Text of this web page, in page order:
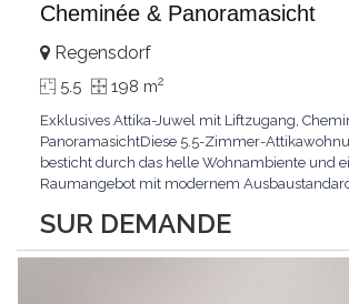
Cheminée & Panoramasicht
SUR DEMANDE
Regensdorf
5.5 198 m2
Exklusives Attika-Juwel mit Liftzugang,
PanoramasichtDiese 5.5-Zimmer-
besticht durch das helle Wohnambiente und
Raumangebot mit modernem
Wohnungszugang mit dem Lift führt Sie
direkt in Ihr neues Zuhause.Das Zentrum der